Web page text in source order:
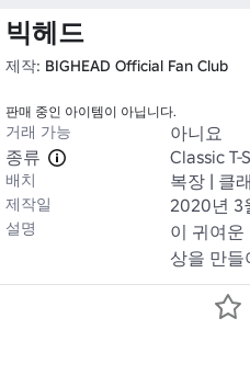
빅헤드
제작: BIGHEAD Official Fan Club
판매 중인 아이템이 아닙니다.
거래 가능
아니요
종류
Classic T-
배치 복장 | 클
제작일 2020년 3
설명
이 귀여운
상을 만들